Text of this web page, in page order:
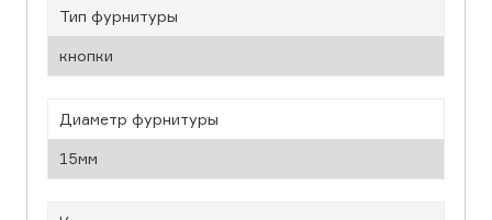
Тип фурнитуры
кнопки
Диаметр фурнитуры
15мм